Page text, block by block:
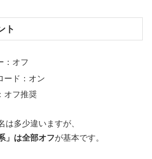
ト
：オフ
ード：オン
オフ推奨
は多少違いますが、
」は全部オフが基本です。